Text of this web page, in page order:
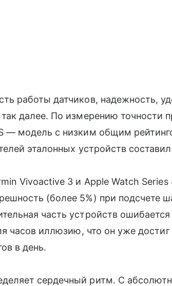
работы датчиков, надежность,
далее. По измерению точности
— модель с низким общим
эталонных устройств
Vivoactive 3 и Apple Watch
(более 5%) при подсчете
часть устройств
часов иллюзию, что он уже
в день.
сердечный ритм. С